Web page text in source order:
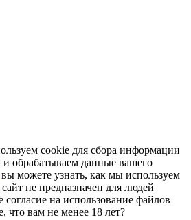
cookie для сбора информации
и обрабатываем данные вашего
вы можете узнать, как мы используем
не предназначен для людей
на использование файлов
что вам не менее 18 лет?